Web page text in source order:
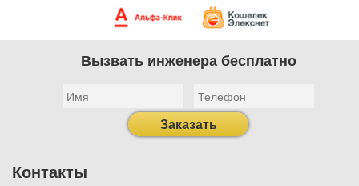
Вызвать инженера бесплатно
Заказать
Контакты